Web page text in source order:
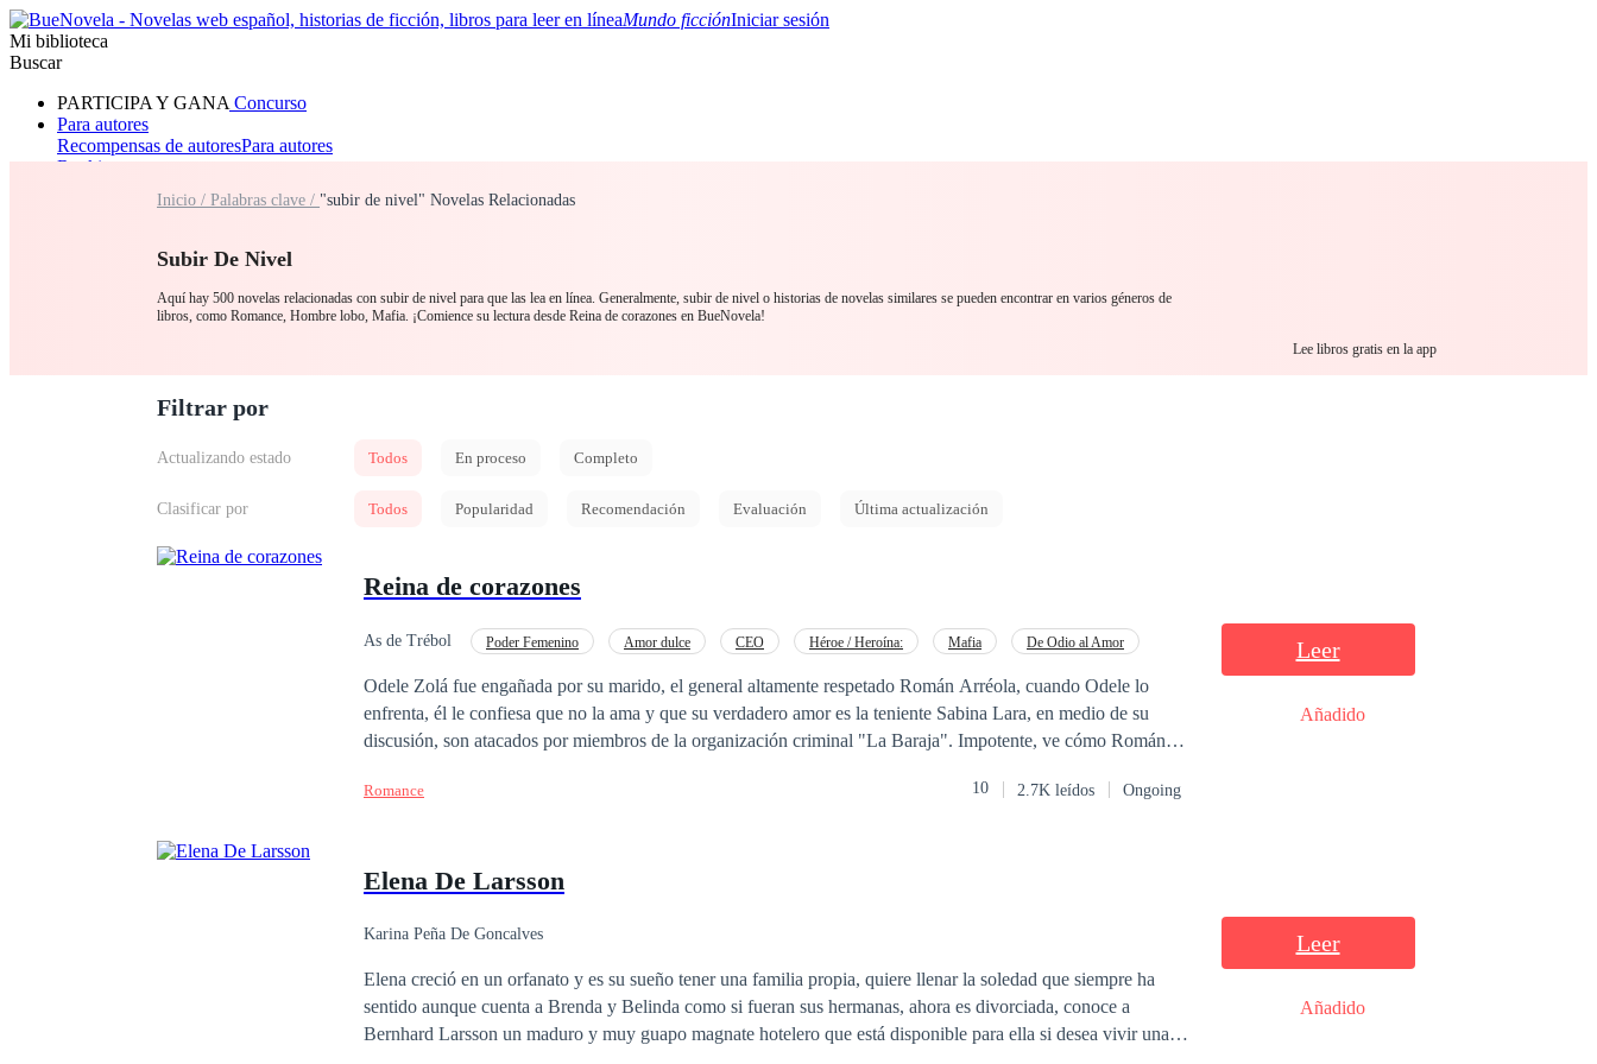
Mundo ficciónIniciar sesión
Mi biblioteca
Buscar
PARTICIPA Y GANA Concurso
Para autores
Recompensas de autoresPara autores
Ranking
RomanceHombre loboMafia
Inicio / Palabras clave / "subir de nivel" Novelas Relacionadas
Subir De Nivel
Aquí hay 500 novelas relacionadas con subir de nivel para que las lea en línea. Generalmente, subir de nivel o historias de novelas similares se pueden encontrar en varios géneros de
libros, como Romance, Hombre lobo, Mafia. ¡Comience su lectura desde Reina de corazones en BueNovela!
Lee libros gratis en la app
Filtrar por
Actualizando estado Todos En proceso Completo
Clasificar por Todos Popularidad Recomendación Evaluación Última actualización
Reina de corazones
As de Trébol Poder Femenino Amor dulce CEO Héroe / Heroína: Mafia
De Odio al Amor
Odele Zolá fue engañada por su marido, el general altamente respetado Román Arréola, cuando Odele lo
enfrenta, él le confiesa que no la ama y que su verdadero amor es la teniente Sabina Lara, en medio de su
discusión, son atacados por miembros de la organización criminal "La Baraja". Impotente, ve cómo Román
que morirá y a Odele se le rompe el corazón una vez más. Más tarde, Odele despierta en un basurero en otro
hicieron.
Romance 10 2.7K leídos Ongoing
Leer
Añadido
Elena De Larsson
Karina Peña De Goncalves
Elena creció en un orfanato y es su sueño tener una familia propia, quiere llenar la soledad que siempre ha
sentido aunque cuenta a Brenda y Belinda como si fueran sus hermanas, ahora es divorciada, conoce a
Bernhard Larsson un maduro y muy guapo magnate hotelero que está disponible para ella si desea vivir una
Leer
Añadido